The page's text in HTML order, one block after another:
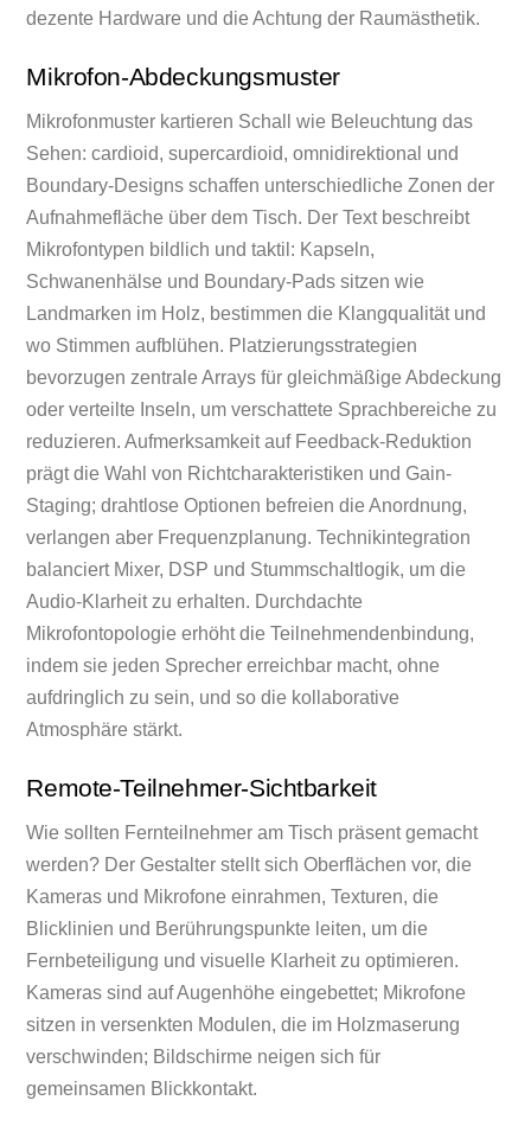
dezente Hardware und die Achtung der Raumästhetik.
Mikrofon-Abdeckungsmuster
Mikrofonmuster kartieren Schall wie Beleuchtung das
Sehen: cardioid, supercardioid, omnidirektional und
Boundary-Designs schaffen unterschiedliche Zonen der
Aufnahmefläche über dem Tisch. Der Text beschreibt
Mikrofontypen bildlich und taktil: Kapseln,
Schwanenhälse und Boundary-Pads sitzen wie
Landmarken im Holz, bestimmen die Klangqualität und
wo Stimmen aufblühen. Platzierungsstrategien
bevorzugen zentrale Arrays für gleichmäßige Abdeckung
oder verteilte Inseln, um verschattete Sprachbereiche zu
reduzieren. Aufmerksamkeit auf Feedback-Reduktion
prägt die Wahl von Richtcharakteristiken und Gain-
Staging; drahtlose Optionen befreien die Anordnung,
verlangen aber Frequenzplanung. Technikintegration
balanciert Mixer, DSP und Stummschaltlogik, um die
Audio-Klarheit zu erhalten. Durchdachte
Mikrofontopologie erhöht die Teilnehmendenbindung,
indem sie jeden Sprecher erreichbar macht, ohne
aufdringlich zu sein, und so die kollaborative
Atmosphäre stärkt.
Remote-Teilnehmer-Sichtbarkeit
Wie sollten Fernteilnehmer am Tisch präsent gemacht
werden? Der Gestalter stellt sich Oberflächen vor, die
Kameras und Mikrofone einrahmen, Texturen, die
Blicklinien und Berührungspunkte leiten, um die
Fernbeteiligung und visuelle Klarheit zu optimieren.
Kameras sind auf Augenhöhe eingebettet; Mikrofone
sitzen in versenkten Modulen, die im Holzmaserung
verschwinden; Bildschirme neigen sich für
gemeinsamen Blickkontakt.